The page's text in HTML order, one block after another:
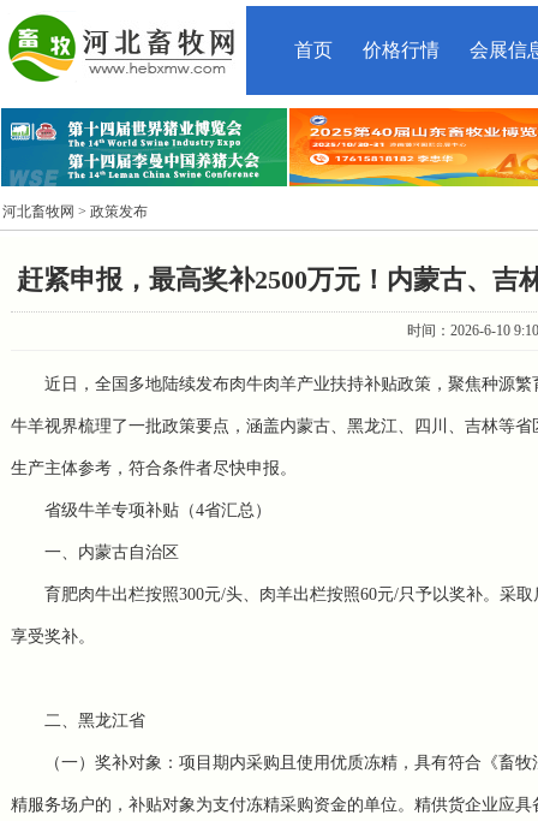
首页 价格行情 会展信
河北畜牧网 > 政策发布
赶紧申报，最高奖补2500万元！内蒙古、
时间：2026-6-10
近日，全国多地陆续发布肉牛肉羊产业扶持补贴政策，聚焦种源
牛羊视界梳理了一批政策要点，涵盖内蒙古、黑龙江、四川、吉林等
生产主体参考，符合条件者尽快申报。
省级牛羊专项补贴（4省汇总）
一、内蒙古自治区
育肥肉牛出栏按照300元/头、肉羊出栏按照60元/只予以奖补。采
享受奖补。
二、黑龙江省
（一）奖补对象：项目期内采购且使用优质冻精，具有符合《畜
精服务场户的，补贴对象为支付冻精采购资金的单位。精供货企业应